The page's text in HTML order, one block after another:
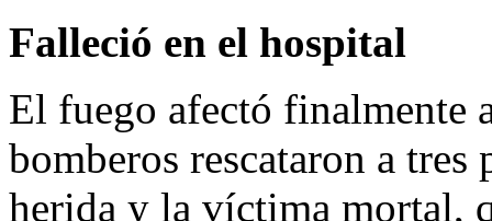
Falleció en el hospital
El fuego afectó finalmente
bomberos rescataron a tres
herida y la víctima mortal,